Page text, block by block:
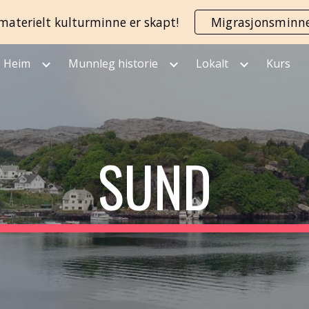
to main content Skip to
kulturminne er skapt!
Heim Munnleg historie Lokalt Kurs
SUND